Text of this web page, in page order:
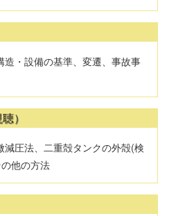
造・設備の基準、変遷、事故事
）
減圧法、二重殻タンクの外殻(検
他の方法